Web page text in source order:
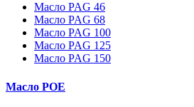
Масло PAG 46
Масло PAG 68
Масло PAG 100
Масло PAG 125
Масло PAG 150
Масло POE